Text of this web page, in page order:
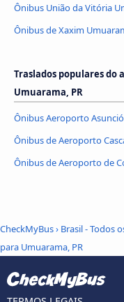
Ônibus União da Vitória
Ônibus de Xaxim
Traslados populares do
Umuarama, PR
Ônibus Aeroporto
Ônibus de Aeroporto
Ônibus de Aeroporto de
CheckMyBus› Brasil - Todos
para Umuarama, PR